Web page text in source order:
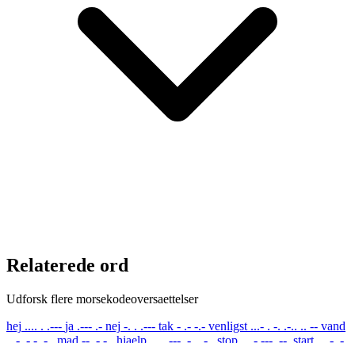
Relaterede ord
Udforsk flere morsekodeoversaettelser
hej .... . .--- ja .--- .- nej -. . .--- tak - .- -.- venligst ...- . -. .-.. .. -- vand
...- .- -. -.. mad -- .- -.. hjaelp .... .--- .- . .-.. stop ... - --- .--. start ... - .-